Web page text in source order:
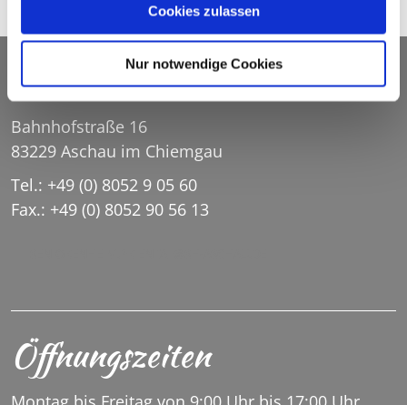
Cookies zulassen
Nur notwendige Cookies
Seniorenheim Priental
Bahnhofstraße 16
83229 Aschau im Chiemgau
Tel.: +49 (0) 8052 9 05 60
Fax.: +49 (0) 8052 90 56 13
Öffnungszeiten